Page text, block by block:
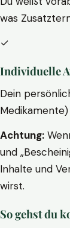
was
✓
Individuelle
Dein
Achtung:
und
Inhalte und
wirst.
So gehst du